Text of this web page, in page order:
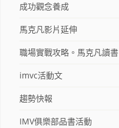
成功觀念養成
馬克凡影片延伸
職場實戰攻略。馬克凡讀書
imvc活動文
趨勢快報
IMV俱樂部品書活動